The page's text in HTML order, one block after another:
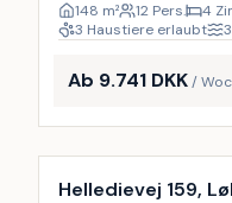
148 m² 12 Pers. 4
3 Haustiere erlaubt
Ab 9.741 DKK/
Inkl. Endreinigung
Helledievej 159,